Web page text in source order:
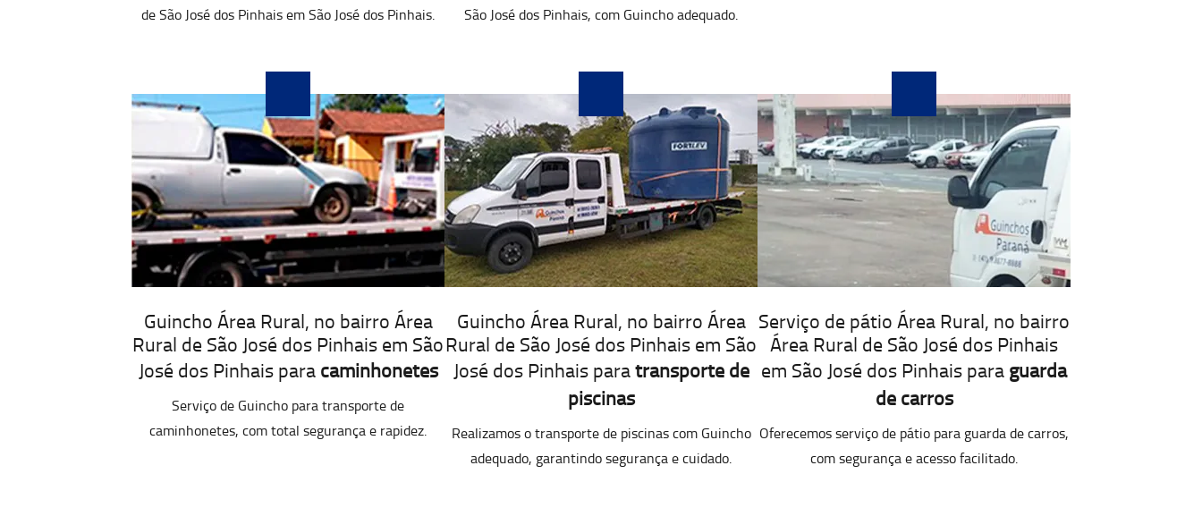
de São José dos Pinhais em São José dos Pinhais.
São José dos Pinhais, com Guincho adequado.
Guincho Área Rural, no bairro Área
Rural de São José dos Pinhais em São
José dos Pinhais paracaminhonetes
Serviço de Guincho para transporte de
caminhonetes, com total segurança e rapidez.
Guincho Área Rural, no bairro Área
Rural de São José dos Pinhais em São
José dos Pinhais paratransporte de
piscinas
Realizamos o transporte de piscinas com Guincho
adequado, garantindo segurança e cuidado.
Serviço de pátio Área Rural, no bairro
Área Rural de São José dos Pinhais
em São José dos Pinhais paraguarda
de carros
Oferecemos serviço de pátio para guarda de carros,
com segurança e acesso facilitado.